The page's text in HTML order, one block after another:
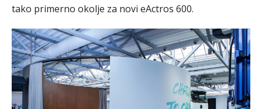
tako primerno okolje za novi eActros 600.